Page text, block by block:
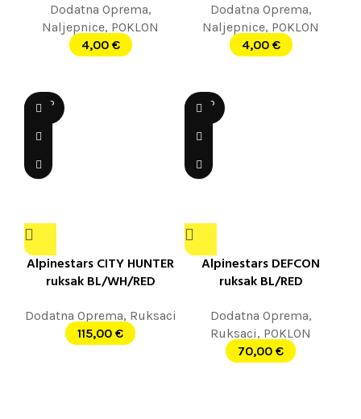
Dodatna Oprema,
Naljepnice, POKLON
4,00 €
Dodatna Oprema,
Naljepnice, POKLON
4,00 €
SOLD
OUT
Alpinestars CITY HUNTER
ruksak BL/WH/RED
Dodatna Oprema, Ruksaci
115,00 €
SOLD
OUT
Alpinestars DEFCON
ruksak BL/RED
Dodatna Oprema,
Ruksaci, POKLON
70,00 €